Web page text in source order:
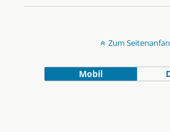
Zum
Mobil